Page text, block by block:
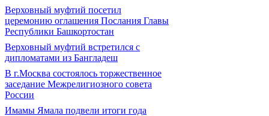
Верховный муфтий посетил
церемонию оглашения Послания Главы
Республики Башкортостан
Верховный муфтий встретился с
дипломатами из Бангладеш
В г.Москва состоялось торжественное
заседание Межрелигиозного совета
России
Имамы Ямала подвели итоги года